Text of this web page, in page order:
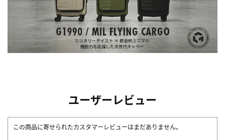
ユーザーレビュー
この商品に寄せられたカスタマーレビューはまだありません。